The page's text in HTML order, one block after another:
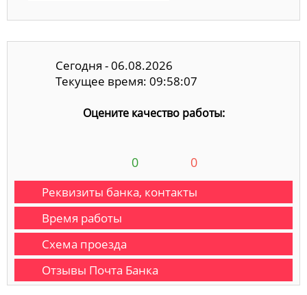
Сегодня - 06.08.2026
Текущее время: 09:58:07
Оцените качество работы:
0 0
Реквизиты банка, контакты
Время работы
Схема проезда
Отзывы Почта Банка